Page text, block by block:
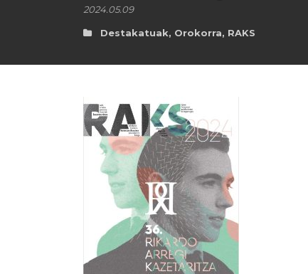
2024.05.09
Destakatuak, Orokorra, RAKS